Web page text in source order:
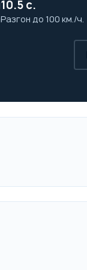
10.5 с.
Разгон до 100 км./ч.